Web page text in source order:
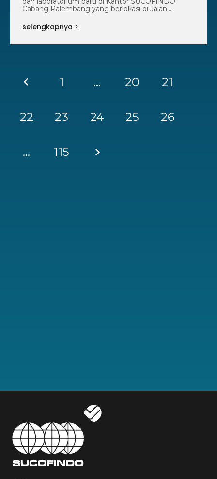
Cabang Palembang yang berlokasi di Jalan
selengkapnya >
1 … 20 21
22 23 24 25 26
… 115